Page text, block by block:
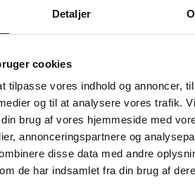
Detaljer
cookies
tilpasse vores indhold og annoncer,
og til at analysere vores trafik.
brug af vores hjemmeside med
annonceringspartnere og
disse data med andre
de har indsamlet fra din brug af